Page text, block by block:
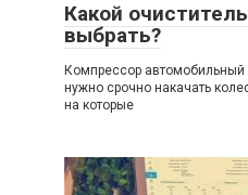
Какой
выбрать?
Компрессор
нужно срочно накачать
на которые